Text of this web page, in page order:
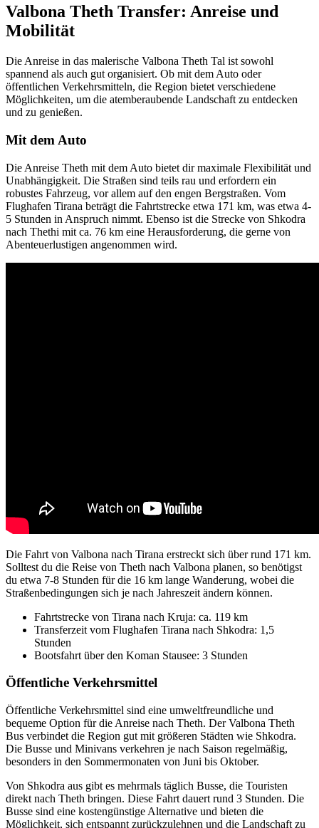
Valbona Theth Transfer: Anreise und
Mobilität
Die Anreise in das malerische Valbona Theth Tal ist sowohl
spannend als auch gut organisiert. Ob mit dem Auto oder
öffentlichen Verkehrsmitteln, die Region bietet verschiedene
Möglichkeiten, um die atemberaubende Landschaft zu entdecken
und zu genießen.
Mit dem Auto
Die Anreise Theth mit dem Auto bietet dir maximale Flexibilität und
Unabhängigkeit. Die Straßen sind teils rau und erfordern ein
robustes Fahrzeug, vor allem auf den engen Bergstraßen. Vom
Flughafen Tirana beträgt die Fahrtstrecke etwa 171 km, was etwa 4-
5 Stunden in Anspruch nimmt. Ebenso ist die Strecke von Shkodra
nach Thethi mit ca. 76 km eine Herausforderung, die gerne von
Abenteuerlustigen angenommen wird.
Die Fahrt von Valbona nach Tirana erstreckt sich über rund 171 km.
Solltest du die Reise von Theth nach Valbona planen, so benötigst
du etwa 7-8 Stunden für die 16 km lange Wanderung, wobei die
Straßenbedingungen sich je nach Jahreszeit ändern können.
Fahrtstrecke von Tirana nach Kruja: ca. 119 km
Transferzeit vom Flughafen Tirana nach Shkodra: 1,5
Stunden
Bootsfahrt über den Koman Stausee: 3 Stunden
Öffentliche Verkehrsmittel
Öffentliche Verkehrsmittel sind eine umweltfreundliche und
bequeme Option für die Anreise nach Theth. Der Valbona Theth
Bus verbindet die Region gut mit größeren Städten wie Shkodra.
Die Busse und Minivans verkehren je nach Saison regelmäßig,
besonders in den Sommermonaten von Juni bis Oktober.
Von Shkodra aus gibt es mehrmals täglich Busse, die Touristen
direkt nach Theth bringen. Diese Fahrt dauert rund 3 Stunden. Die
Busse sind eine kostengünstige Alternative und bieten die
Möglichkeit, sich entspannt zurückzulehnen und die Landschaft zu